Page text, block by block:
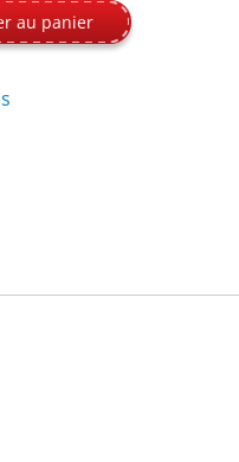
attache clic
au panier